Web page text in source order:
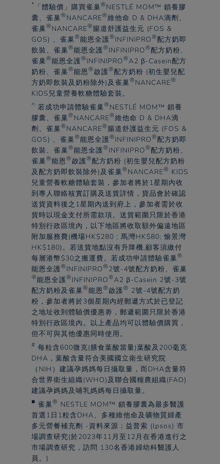
* 「體驗價」購買雀巢®NESTLÉ MOM™ 鎖養膠
囊、 雀巢®NANCARE®維他命 D & DHA滴劑、
雀巢®NANCARE®腸道舒護益生元 (FOS &
GOS) 、 雀巢®能恩全護®INFINIPRO®配方奶即
飲裝、 雀巢®能恩全護®INFINIPRO®配方奶粉、
雀巢®能恩全護®INFINIPRO®A2 β-Casein配方
奶粉、 雀巢®能恩®啟護®配方奶粉 (初生嬰兒配
方奶即飲裝及奶粉除外)及雀巢®NANCARE®
KIDS兒童營養軟糖體驗套裝。​
^ 若成功申請體驗雀巢®NESTLÉ MOM™ 鎖養
膠囊、 雀巢®NANCARE®維他命 D & DHA滴
劑、 雀巢®NANCARE®腸道舒護益生元 (FOS &
GOS) 、 雀巢®能恩全護®INFINIPRO®配方奶即
飲裝、 雀巢®能恩全護®INFINIPRO®配方奶粉、
雀巢®能恩®啟護®配方奶粉 (初生嬰兒配方奶粉
及配方奶即飲裝除外)及雀巢®NANCARE® KIDS
兒童營養軟糖體驗套裝，參加者將於1星期內收
到專人聯絡核實訂購及送貨詳情，貨品會於確認
送貨資料後之1星期內送到府上，參加者需於收
貨時以現金支付所需款項。送貨範圍只限於香港
特別行政區境內，以下地區將收取額外偏遠地區
附加服務費(機場HK$280 ; 馬灣HK$80; 愉景灣
HK$180)。若送貨地點沒有升降機,顧客須繳付
每層港幣$30之搬運費。若成功申請體驗雀巢®
能恩全護®INFINIPRO®2號-4號配方奶粉、 雀巢
®能恩全護®INFINIPRO®A2 β-Casein 2號-3號
配方奶粉及雀巢®能恩®啟護® 2號-4號配方奶
粉，參加者將於3個星期內經郵遞方式於已登記
之地址收到體驗價優惠劵，郵遞範圍只限於香港
特別行政區境內。以上產品均可以體驗價購買，
但不可與其他優惠同時使用。​
# 每粒含600微克(膳食葉酸當量)葉酸及200毫克
DHA，葉酸含量符合美國國立衛生研究院
（NIH）建議孕媽媽每日攝取量，而DHA含量符
合世界衛生組織(WHO)及聯合國糧農組織(FAO)
建議孕媽媽及哺乳媽媽每日攝取量。​
■ 雀巢® NESTLE MOM™ 鎖養膠囊為最多醫護
首選1日1粒含DHA、多種維他命及礦物質婦產
多元營餐補充劑 -資料來源：益普索 (lpsos) 市
場調查研究(於2023年11月至12月在香港進行之
市場調查研究，訪問 130名香港婦幼科醫護人
員。)​